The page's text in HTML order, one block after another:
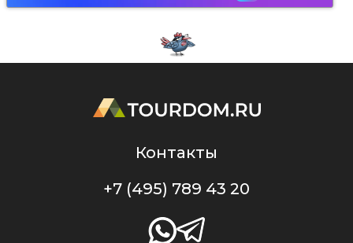
Контакты
+7 (495) 789 43 20